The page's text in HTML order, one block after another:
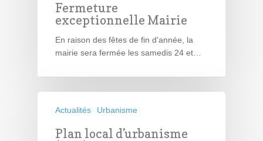
Fermeture
exceptionnelle Mairie
En raison des fêtes de fin d'année, la
mairie sera fermée les samedis 24 et…
Actualités Urbanisme
Plan local d’urbanisme